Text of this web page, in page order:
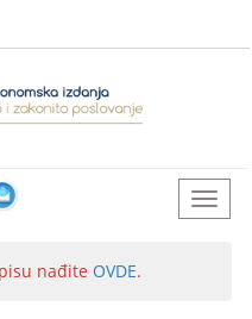
nađite OVDE.